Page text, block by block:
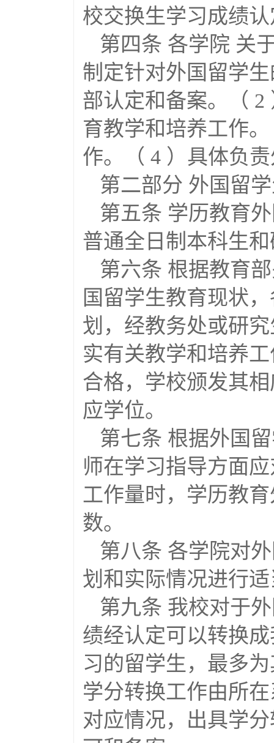
校交换生学习成绩
第四条 各学院 关
制定针对外国留学
部认定和备案。（
育教学和培养工作
作。（ 4 ）具体负
第二部分 外国留
第五条 学历教育
普通全日制本科生
第六条 根据教育
国留学生教育现状
划，经教务处或研
实有关教学和培养
合格，学校颁发其
应学位。
第七条 根据外国
师在学习指导方面
工作量时，学历教
数。
第八条 各学院对
划和实际情况进行
第九条 我校对于
绩经认定可以转换
习的留学生，最多
学分转换工作由所
对应情况，出具学